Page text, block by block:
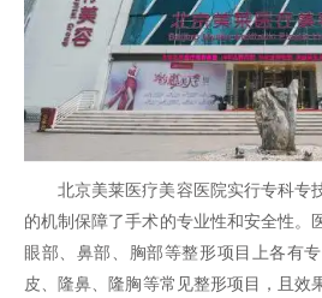
北京美莱医疗美容医院实行专科专
的机制保障了手术的专业性和安全性。
眼部、鼻部、胸部等整形项目上各有
皮
隆鼻 、隆胸等常见整形项目，且